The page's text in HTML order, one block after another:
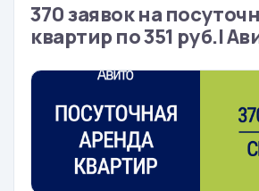
370 заявок на
квартир по 351 руб.|